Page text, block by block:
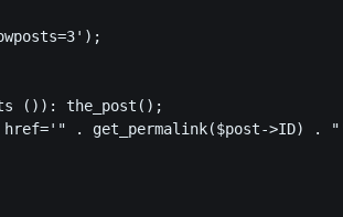
()): the_post();
. get_permalink($post->ID) .